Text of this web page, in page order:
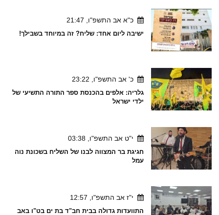
כ"א אב התשפ"ו, 21:47
ישיבה ליום אחד: שליח? זה במיוחד בשבילך!
כ' אב התשפ"ו, 23:22
גלריה: אלפים בהכנסת ספר התורה התשיעי של
ילדי ישראל
י"ט אב התשפ"ו, 03:38
חגיגת בר המצווה לבנו של השליח בשכונת נוה
עמל
י"ז אב התשפ"ו, 12:57
התוועדות גדולה בבית חב"ד בת ים בט"ו באב